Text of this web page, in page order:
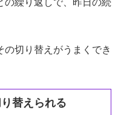
の切り替えがうまくでき
替えられる